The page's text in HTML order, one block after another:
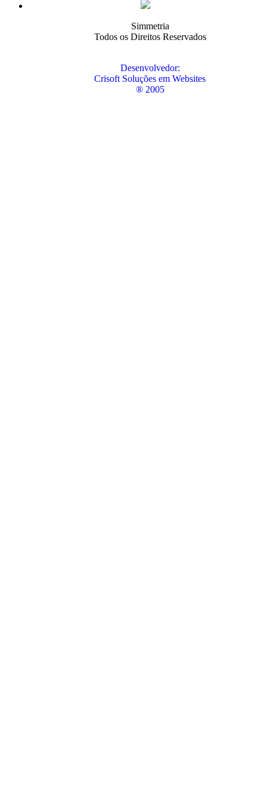
Simmetria
Todos os Direitos Reservados
Desenvolvedor:
Crisoft Soluções em Websites
® 2005